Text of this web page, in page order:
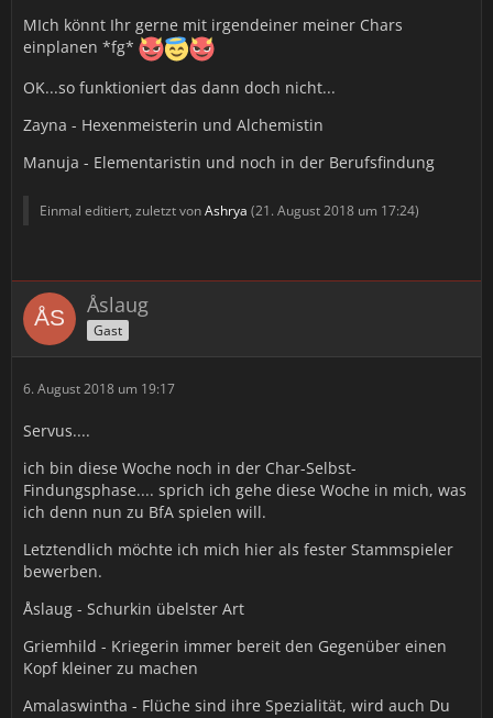
MIch könnt Ihr gerne mit irgendeiner meiner Chars
einplanen *fg*
OK...so funktioniert das dann doch nicht...
Zayna - Hexenmeisterin und Alchemistin
Manuja - Elementaristin und noch in der Berufsfindung
Einmal editiert, zuletzt vonAshrya (21. August 2018 um 17:24)
Åslaug
Gast
6. August 2018 um 19:17
Servus....
ich bin diese Woche noch in der Char-Selbst-
Findungsphase.... sprich ich gehe diese Woche in mich, was
ich denn nun zu BfA spielen will.
Letztendlich möchte ich mich hier als fester Stammspieler
bewerben.
Åslaug - Schurkin übelster Art
Griemhild - Kriegerin immer bereit den Gegenüber einen
Kopf kleiner zu machen
Amalaswintha - Flüche sind ihre Spezialität, wird auch Du